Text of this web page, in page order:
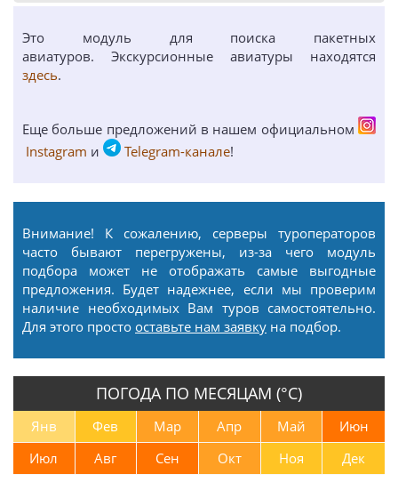
Это модуль для поиска пакетных
авиатуров. Экскурсионные авиатуры находятся
здесь.
Еще больше предложений в нашем официальном
Instagram и Telegram-канале!
Внимание! К сожалению, серверы туроператоров
часто бывают перегружены, из-за чего модуль
подбора может не отображать самые выгодные
предложения. Будет надежнее, если мы проверим
наличие необходимых Вам туров самостоятельно.
Для этого просто оставьте нам заявку на подбор.
ПОГОДА ПО МЕСЯЦАМ (°С)
Янв Фев Мар Апр Май
Июн
Июл
Авг Сен Окт Ноя Дек